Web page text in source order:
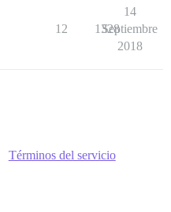
12 1328
14
Septiembre
2018
Términos del servicio